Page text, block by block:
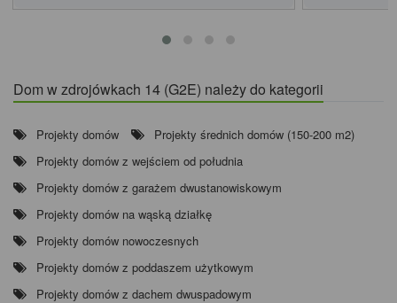
Dom w zdrojówkach 14 (G2E) należy do kategorii
Projekty domów
Projekty średnich domów (150-200 m2)
Projekty domów z wejściem od południa
Projekty domów z garażem dwustanowiskowym
Projekty domów na wąską działkę
Projekty domów nowoczesnych
Projekty domów z poddaszem użytkowym
Projekty domów z dachem dwuspadowym